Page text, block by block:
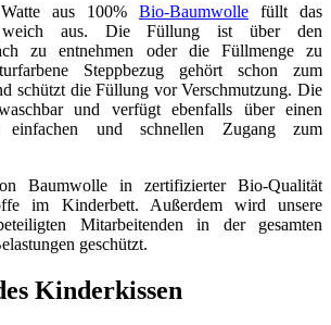
aus 100% Bio-Baumwolle füllt das
weich aus. Die Füllung ist über den
zu entnehmen oder die Füllmenge zu
Steppbezug gehört schon zum
schützt die Füllung vor Verschmutzung. Die
und verfügt ebenfalls über einen
einfachen und schnellen Zugang zum
Baumwolle in zertifizierter Bio-Qualität
im Kinderbett. Außerdem wird unsere
Mitarbeitenden in der gesamten
geschützt.
Kinderkissen